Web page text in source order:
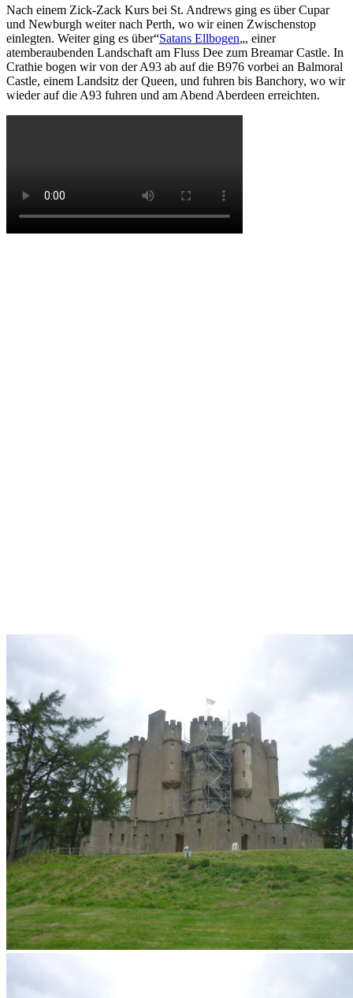
Nach einem Zick-Zack Kurs bei St. Andrews ging es über Cupar
und Newburgh weiter nach Perth, wo wir einen Zwischenstop
einlegten. Weiter ging es über“Satans Ellbogen„, einer
atemberaubenden Landschaft am Fluss Dee zum Breamar Castle. In
Crathie bogen wir von der A93 ab auf die B976 vorbei an Balmoral
Castle, einem Landsitz der Queen, und fuhren bis Banchory, wo wir
wieder auf die A93 fuhren und am Abend Aberdeen erreichten.